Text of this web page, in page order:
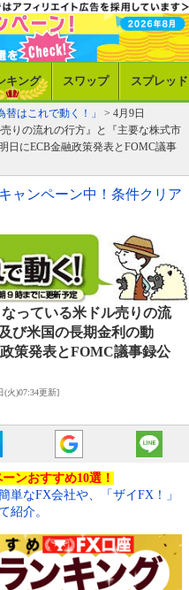
キング スワップ スプレッド
はこれで動く！」
> 4月9日
りの流れの行方』と『主要な株式市
日にECB金融政策発表とFOMC議事
ャンペーン中！条件クリア
っている米ドル売りの流
び米国の長期金利の動
策発表とFOMC議事録公
(火)07:34更新]
ンおすすめ10選！
単なFX会社や、「ザイFX！」
紹介。